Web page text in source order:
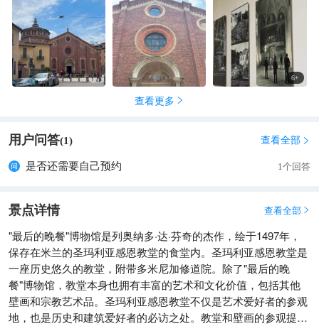
6+
查看更多 
用户问答(1) 查看全部 
是否还需要自己预约 1个回答
景点详情 查看全部 
"最后的晚餐"博物馆是列奥纳多·达·芬奇的杰作，绘于1497年，
保存在米兰的圣玛利亚感恩教堂的食堂内。圣玛利亚感恩教堂是
一座历史悠久的教堂，附带多米尼加修道院。除了"最后的晚
餐"博物馆，教堂本身也拥有丰富的艺术和文化价值，包括其他
壁画和宗教艺术品。圣玛利亚感恩教堂不仅是艺术爱好者的参观
地，也是历史和建筑爱好者的必访之处。教堂和壁画的参观提供